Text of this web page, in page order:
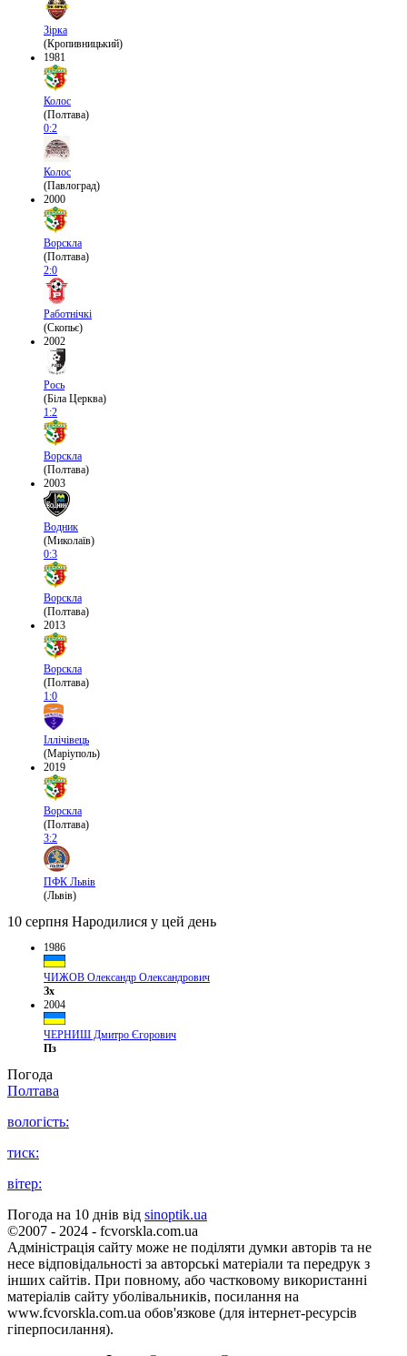
Зірка
(Кропивницький)
1981
Колос
(Полтава)
0:2
Колос
(Павлоград)
2000
Ворскла
(Полтава)
2:0
Работнічкі
(Скопьє)
2002
Рось
(Біла Церква)
1:2
Ворскла
(Полтава)
2003
Водник
(Миколаїв)
0:3
Ворскла
(Полтава)
2013
Ворскла
(Полтава)
1:0
Іллічівець
(Маріуполь)
2019
Ворскла
(Полтава)
3:2
ПФК Львів
(Львів)
10 серпня Народилися у цей день
1986
ЧИЖОВ Олександр Олександрович
Зх
2004
ЧЕРНИШ Дмитро Єгорович
Пз
Погода
Полтава
вологість:
тиск:
вітер:
Погода на 10 днів від sinoptik.ua
©2007 - 2024 - fcvorskla.com.ua
Адміністрація сайту може не поділяти думки авторів та не
несе відповідальності за авторські матеріали та передрук з
інших сайтів. При повному, або частковому використанні
матеріалів сайту уболівальників, посилання на
www.fcvorskla.com.ua обов'язкове (для інтернет-ресурсів
гіперпосилання).